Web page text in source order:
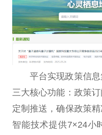
平台实现政策信
三大核心功能：政策
定制推送，确保政策
智能技术提供7×24小